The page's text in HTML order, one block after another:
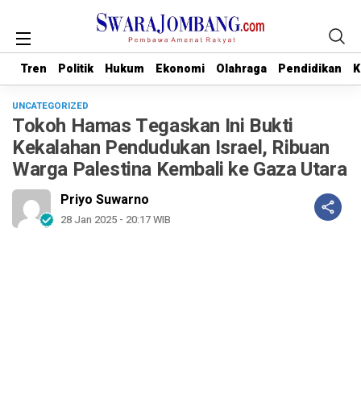
Tren Politik Hukum Ekonomi Olahraga Pendidikan
Tren Politik Hukum Ekonomi Olahraga Pendidikan
UNCATEGORIZED
Tokoh Hamas Tegaskan Ini Bukti
Kekalahan Pendudukan Israel, Ribuan
Warga Palestina Kembali ke Gaza Utara
Priyo Suwarno
28 Jan 2025 - 20:17 WIB